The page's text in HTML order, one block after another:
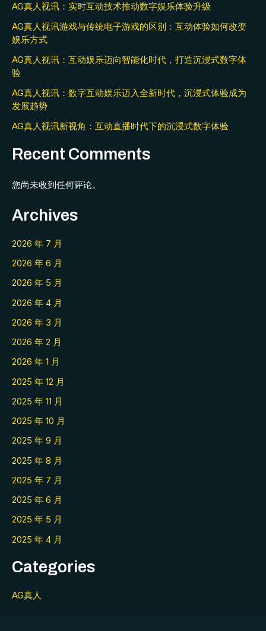
AG真人视讯：实时互动技术推动数字娱乐体验升级
AG真人视讯游戏与传统电子游戏的区别：互动体验如何改变
娱乐方式
AG真人视讯：互动娱乐迈向智能化时代，打造沉浸式数字体
验
AG真人视讯：数字互动娱乐迈入全新时代，沉浸式体验成为
发展趋势
AG真人视讯新视角：互动直播时代下的沉浸式数字体验
Recent Comments
您尚未收到任何评论。
Archives
2026 年 7 月
2026 年 6 月
2026 年 5 月
2026 年 4 月
2026 年 3 月
2026 年 2 月
2026 年 1 月
2025 年 12 月
2025 年 11 月
2025 年 10 月
2025 年 9 月
2025 年 8 月
2025 年 7 月
2025 年 6 月
2025 年 5 月
2025 年 4 月
Categories
AG真人